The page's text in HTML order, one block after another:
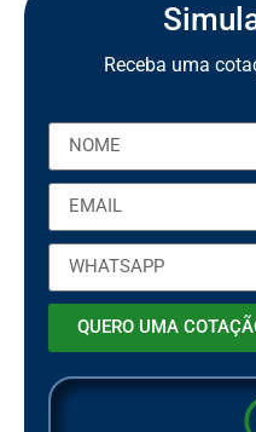
Receba uma
QUERO UMA